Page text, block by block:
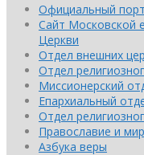
Официальный
Сайт Московской
Церкви
Отдел внешних
Отдел
Миссионерский
Епархиальный
Отдел
Православие и мир
Азбука веры